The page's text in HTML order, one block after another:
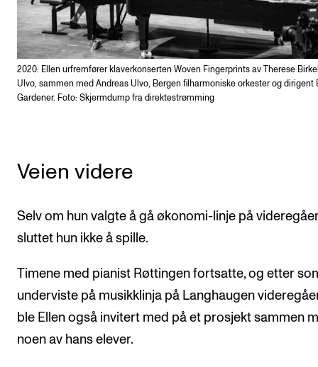
2020: Ellen urfremfører klaverkonserten Woven Fingerprints av Therese
Ulvo, sammen med Andreas Ulvo, Bergen filharmoniske orkester og dirigent
Gardener. Foto: Skjermdump fra direktestrømming
Veien videre
Selv om hun valgte å gå økonomi-linje på
sluttet hun ikke å spille.
Timene med pianist Røttingen fortsatte, og etter
underviste på musikklinja på Langhaugen
ble Ellen også invitert med på et prosjekt sammen
noen av hans elever.